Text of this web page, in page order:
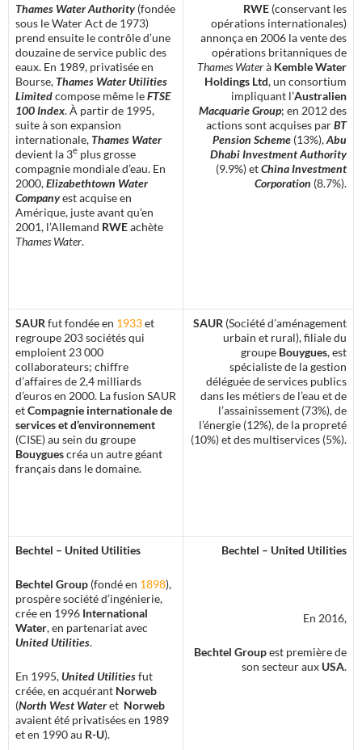
Thames Water Authority (fondée
sous le Water Act de 1973)
prend ensuite le contrôle d’une
douzaine de service public des
eaux. En 1989, privatisée en
Bourse, Thames Water Utilities
Limitedcompose même leFTSE
100 Index. À partir de 1995,
suite à son expansion
internationale, Thames Water
devient la 3e plus grosse
compagnie mondiale d’eau. En
2000,Elizabethtown Water
Companyest acquise en
Amérique, juste avant qu’en
2001, l’Allemand RWEachète
Thames Water.
RWE (conservant les
opérations internationales)
annonça en 2006 la vente des
opérations britanniques de
Thames Waterà Kemble Water
Holdings Ltd, un consortium
impliquant l’Australien
Macquarie Group; en 2012 des
actions sont acquises parBT
Pension Scheme (13%),Abu
Dhabi Investment Authority
(9.9%) etChina Investment
Corporation (8.7%).
SAUR fut fondée en 1933et
regroupe 203 sociétés qui
emploient 23 000
collaborateurs; chiffre
d’affaires de 2,4 milliards
d’euros en 2000. La fusion SAUR
etCompagnie internationale de
services et d’environnement
(CISE) au sein du groupe
Bouyguescréa un autre géant
français dans le domaine.
SAUR (Société d’aménagement
urbain et rural), filiale du
groupe Bouygues, est
spécialiste de la gestion
déléguée de services publics
dans les métiers de l’eau et de
l’assainissement (73%), de
l’énergie (12%), de la propreté
(10%) et des multiservices (5%).
Bechtel – United Utilities
Bechtel Group (fondé en 1898),
prospère société d’ingénierie,
crée en 1996 International
Water, en partenariat avec
United Utilities.
En 1995,United Utilitiesfut
créée, en acquérant Norweb
(North West Wateret Norweb
avaient été privatisées en 1989
et en 1990 au R-U).
Bechtel – United Utilities
En 2016,
Bechtel Groupest première de
son secteur aux USA.